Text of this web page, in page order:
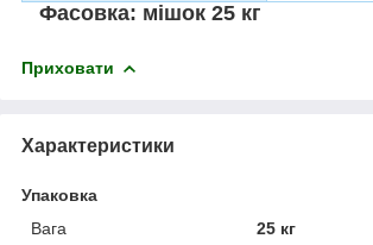
Фасовка: мішок 25 кг
Приховати
Характеристики
Упаковка
Вага
25 кг